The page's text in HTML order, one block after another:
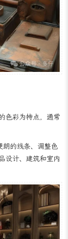
彩为特点，通常
朗的线条、调整色
计、建筑和室内